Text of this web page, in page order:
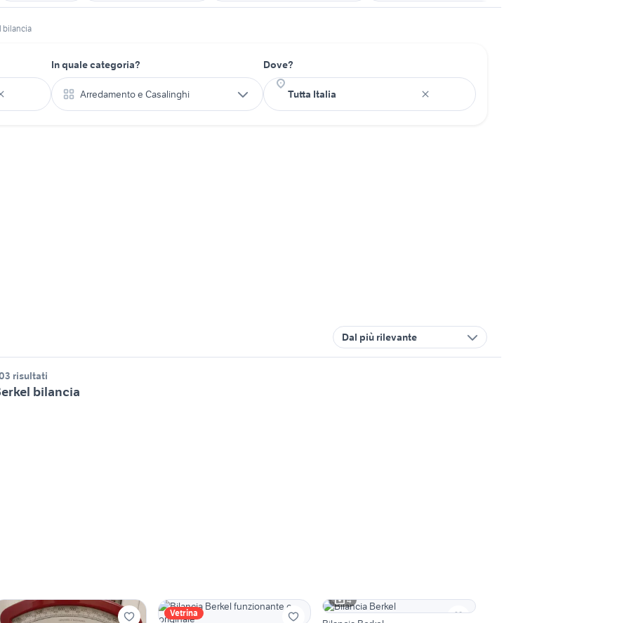
bilancia
In quale categoria?
Arredamento e Casalinghi
Dove?
Dal più rilevante
risultati
bilancia
Vetrina
4